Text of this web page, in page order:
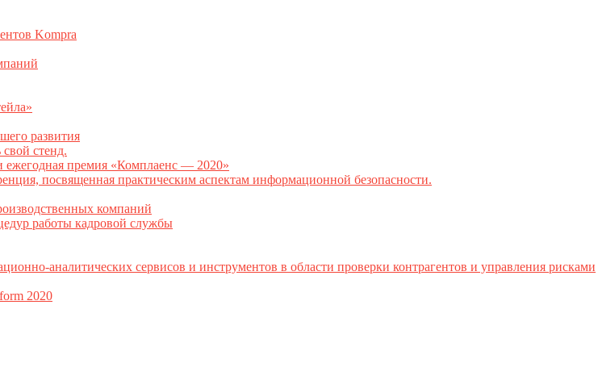
Kompra
развития
стенд.
ежегодная премия «Комплаенс — 2020»
посвященная практическим аспектам информационной безопасности.
компаний
работы кадровой службы
аналитических сервисов и инструментов в области проверки контрагентов и управления рисками
2020